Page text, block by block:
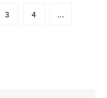
3 4 …